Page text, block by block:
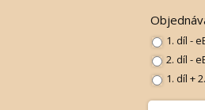
1. díl -
2. díl -
1. díl +